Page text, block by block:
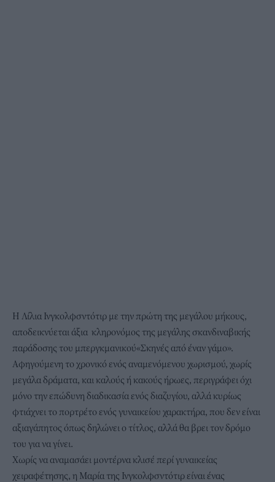
Η Λίλια Ινγκολφσντότιρ με την πρώτη της μεγάλου μήκους,
αποδεικνύεται άξια κληρονόμος της μεγάλης σκανδιναβικής
παράδοσης του μπεργκμανικού«Σκηνές από έναν γάμο».
Αφηγούμενη το χρονικό ενός αναμενόμενου χωρισμού, χωρίς
μεγάλα δράματα, και καλούς ή κακούς ήρωες, περιγράφει όχι
μόνο την επώδυνη διαδικασία ενός διαζυγίου, αλλά κυρίως
φτιάχνει το πορτρέτο ενός γυναικείου χαρακτήρα, που δεν είναι
αξιαγάπητος όπως δηλώνει ο τίτλος, αλλά θα βρει τον δρόμο
του για να γίνει.
Χωρίς να αναμασάει μοντέρνα κλισέ περί γυναικείας
χειραφέτησης, η Μαρία της Ινγκολφσντότιρ είναι ένας